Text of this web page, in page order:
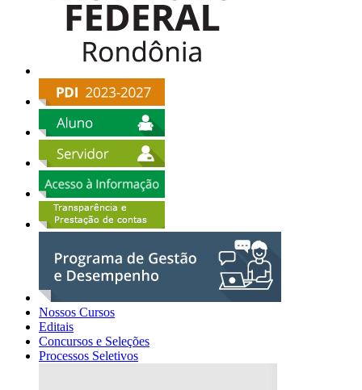
Nossos Cursos
Editais
Concursos e Seleções
Processos Seletivos